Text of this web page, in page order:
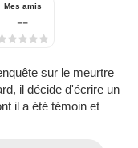
Mes amis
--
sur le meurtre
il décide d'écrire un
il a été témoin et